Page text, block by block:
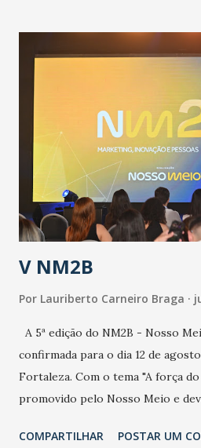
população suspeita e de cuidados
públicos e domiciliares. “Nós não
epidemia comum, como temos
aumento de casos de dengue,
de uma epidemia com um vírus
contaminação maior que outros
secretário. Segundo ele, é uma
contaminação alta, podendo
população e ao sistema de saúde.
estratificação do risco da doença,
V NM2B
Por Lauriberto Carneiro Braga
A 5ª edição do NM2B - Nosso
confirmada para o dia 12 de
Fortaleza. Com o tema "A força
promovido pelo Nosso Meio e
e lideranças do Mercado
COMPARTILHAR POSTAR UM